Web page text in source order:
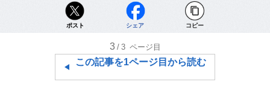
ポスト シェア コピー
3 /3 ページ目
この記事を1ページ目から読む